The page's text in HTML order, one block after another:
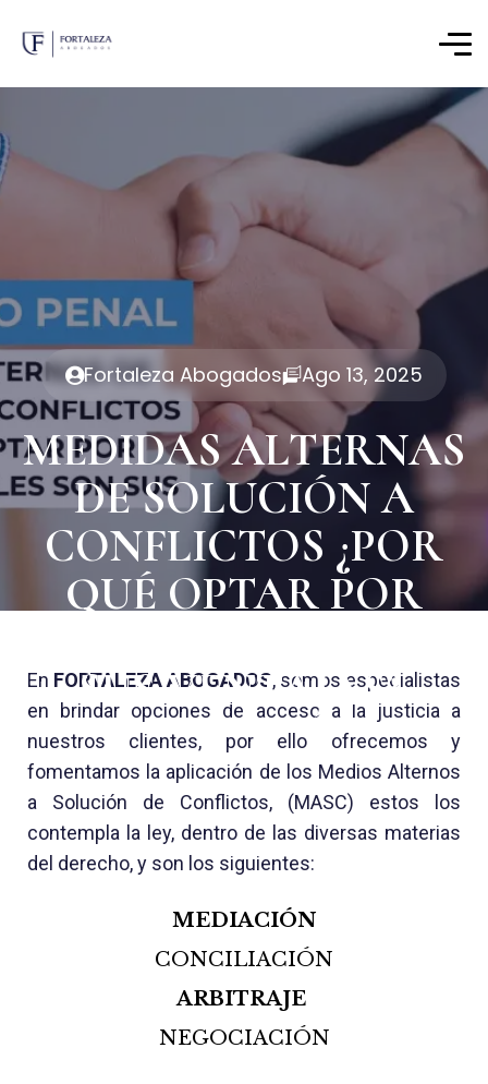
Fortaleza Abogados Ago 13, 2025
MEDIDAS ALTERNAS
DE SOLUCIÓN A
CONFLICTOS ¿POR
QUÉ OPTAR POR
SUS VENTAJAS?
En FORTALEZA ABOGADOS, somos especialistas
en brindar opciones de acceso a la justicia a
nuestros clientes, por ello ofrecemos y
fomentamos la aplicación de los Medios Alternos
a Solución de Conflictos, (MASC) estos los
contempla la ley, dentro de las diversas materias
del derecho, y son los siguientes:
MEDIACIÓN
CONCILIACIÓN
ARBITRAJE
NEGOCIACIÓN